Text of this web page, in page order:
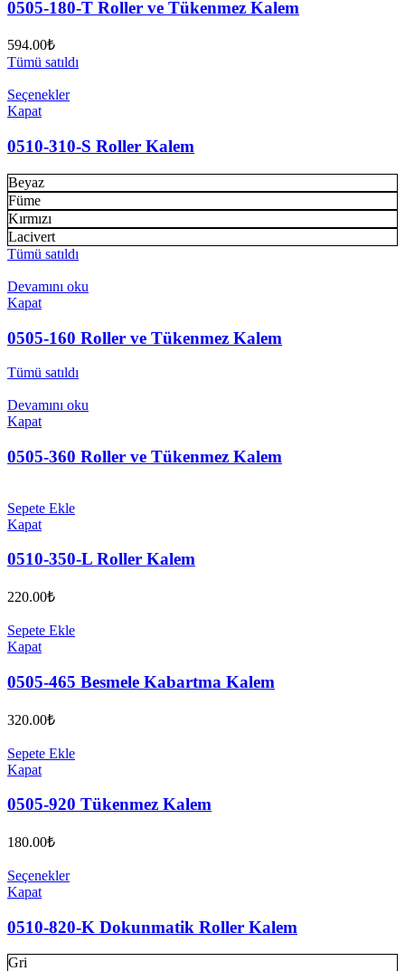
0505-180-T Roller ve Tükenmez Kalem
594.00₺
Tümü satıldı
Seçenekler
Kapat
0510-310-S Roller Kalem
Beyaz
Füme
Kırmızı
Lacivert
Tümü satıldı
Devamını oku
Kapat
0505-160 Roller ve Tükenmez Kalem
Tümü satıldı
Devamını oku
Kapat
0505-360 Roller ve Tükenmez Kalem
Sepete Ekle
Kapat
0510-350-L Roller Kalem
220.00₺
Sepete Ekle
Kapat
0505-465 Besmele Kabartma Kalem
320.00₺
Sepete Ekle
Kapat
0505-920 Tükenmez Kalem
180.00₺
Seçenekler
Kapat
0510-820-K Dokunmatik Roller Kalem
Gri